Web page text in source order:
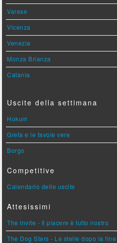
Varese
Vicenza
Venezia
Monza Brianza
Catania
Uscite della settimana
Hokum
Greta e le favole vere
Borgo
Competitive
Calendario delle uscite
Attesissimi
The Invite - Il piacere è tutto nostro
The Dog Stars - Le stelle dopo la fine